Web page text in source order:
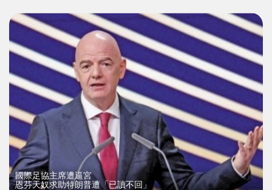
國際足協主席遭逼宮
恩芬天奴求助特朗普遭「已讀不回」